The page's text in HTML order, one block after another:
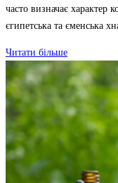
часто визначає характер
єгипетська та єменська
Читати більше